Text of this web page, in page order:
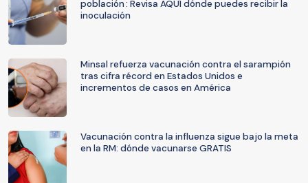
población : Revisa AQUÍ dónde puedes recibir la
inoculación
Minsal refuerza vacunación contra el sarampión
tras cifra récord en Estados Unidos e
incrementos de casos en América
Vacunación contra la influenza sigue bajo la meta
en la RM: dónde vacunarse GRATIS